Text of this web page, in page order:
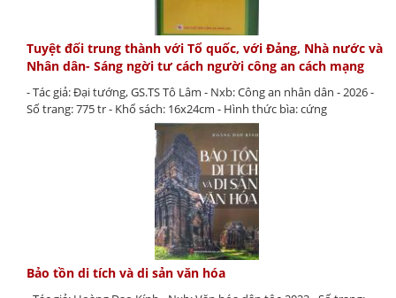
Tuyệt đối trung thành với Tổ quốc, với Đảng, Nhà nước và
Nhân dân- Sáng ngời tư cách người công an cách mạng
- Tác giả: Đại tướng, GS.TS Tô Lâm - Nxb: Công an nhân dân - 2026 -
Số trang: 775 tr - Khổ sách: 16x24cm - Hình thức bìa: cứng
Bảo tồn di tích và di sản văn hóa